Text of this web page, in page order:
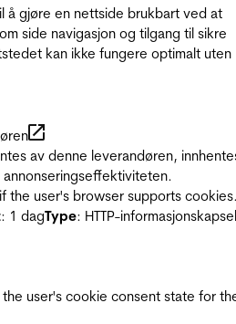
å gjøre en nettside brukbart ved at
side navigasjon og tilgang til sikre
kan ikke fungere optimalt uten
av denne leverandøren,
the user's browser supports
: 1 dagType: HTTP-informasjonskapsel
user's cookie consent state for